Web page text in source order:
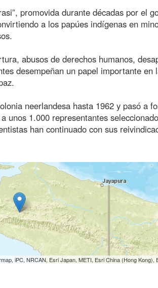
promovida durante décadas por el
a los papúes indígenas en
abusos de derechos humanos,
desempeñan un papel importante en
neerlandesa hasta 1962 y pasó a
unos 1.000 representantes
han continuado con sus
iPC, NRCAN, Esri Japan, METI, Esri China (Hong Kong),